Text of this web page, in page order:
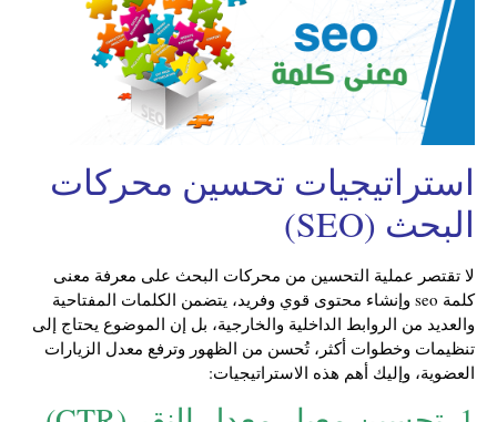
استراتيجيات تحسين محركات
البحث (SEO)
لا تقتصر عملية التحسين من محركات البحث على معرفة معنى
كلمة seo وإنشاء محتوى قوي وفريد، يتضمن الكلمات المفتاحية
والعديد من الروابط الداخلية والخارجية، بل إن الموضوع يحتاج إلى
تنظيمات وخطوات أكثر، تُحسن من الظهور وترفع معدل الزيارات
العضوية، وإليك أهم هذه الاستراتيجيات: